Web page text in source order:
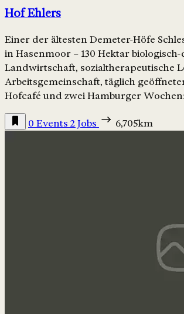
Hof Ehlers
Einer der ältesten Demeter-Höfe
in Hasenmoor – 130 Hektar
Landwirtschaft, sozialtherapeutische
Arbeitsgemeinschaft, täglich
Hofcafé und zwei Hamburger
0 Events 2 Jobs 6,705km